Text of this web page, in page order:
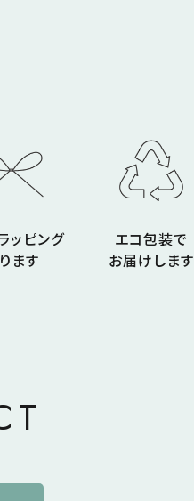
ッピング
ます
エコ包装で
お届けします